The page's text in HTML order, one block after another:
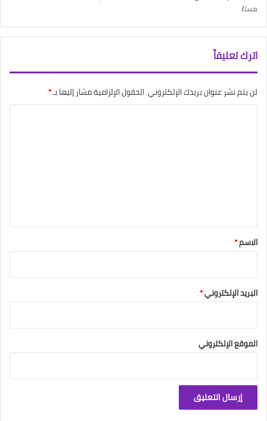
مساءً
اترك تعليقاً
لن يتم نشر عنوان بريدك الإلكتروني.الحقول الإلزامية مشار إليها بـ*
*
الاسم*
البريد الإلكتروني*
الموقع الإلكتروني